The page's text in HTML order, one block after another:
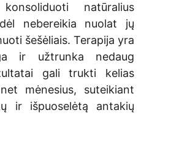
natūralius
nebereikia nuolat jų
šešėliais. Terapija yra
ir užtrunka nedaug
gali trukti kelias
mėnesius, suteikiant
ir išpuoselėtą antakių